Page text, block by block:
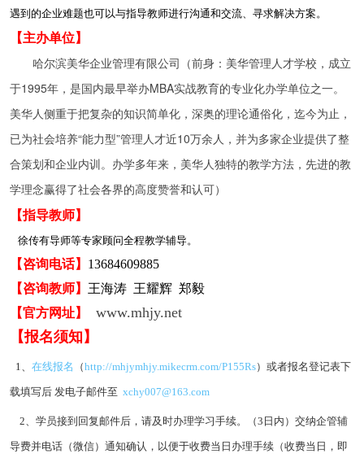
遇到的企业难题也可以与指导教师进行沟通和交流、寻求解决方案。
【主办单位】
哈尔滨美华企业管理有限公司（前身：美华管理人才学校，成立
于1995年，是国内最早举办MBA实战教育的专业化办学单位之一。
美华人侧重于把复杂的知识简单化，深奥的理论通俗化，迄今为止，
已为社会培养“能力型”管理人才近10万余人，并为多家企业提供了整
合策划和企业内训。办学多年来，美华人独特的教学方法，先进的教
学理念赢得了社会各界的高度赞誉和认可）
【指导教师】
徐传有导师等专家顾问全程教学辅导。
【咨询电话】 13684609885
【咨询教师】 王海涛 王耀辉 郑毅
【官方网址】
www.mhjy.net
【报名须知】
1、 在线报名 （http://mhjymhjy.mikecrm.com/P155Rs） 或者报名登记表下
载填写后 发电子邮件至 xchy007@163.com
2、学员接到回复邮件后，请及时办理学习手续。（3日内）交纳企管辅
导费并电话（微信）通知确认，以便于收费当日办理手续（收费当日，即